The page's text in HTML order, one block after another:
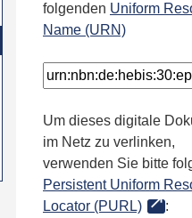
folgenden Uniform
Name (URN)
Um dieses digitale
im Netz zu verlinken,
verwenden Sie bitte
Persistent Uniform
Locator (PURL)
: